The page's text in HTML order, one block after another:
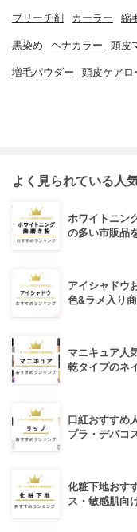
ブリーチ剤 カーラー 縮
黒染め ヘナカラー 頭皮
増毛パウダー 頭皮ケアロ
よく見られている人
ホワイトニン
の多い市販品
アイシャドウ
色&ラメ入り
マニキュア人
乾タイプのネ
口紅おすすめ
プラ・デパコ
化粧下地おす
ス・敏感肌向